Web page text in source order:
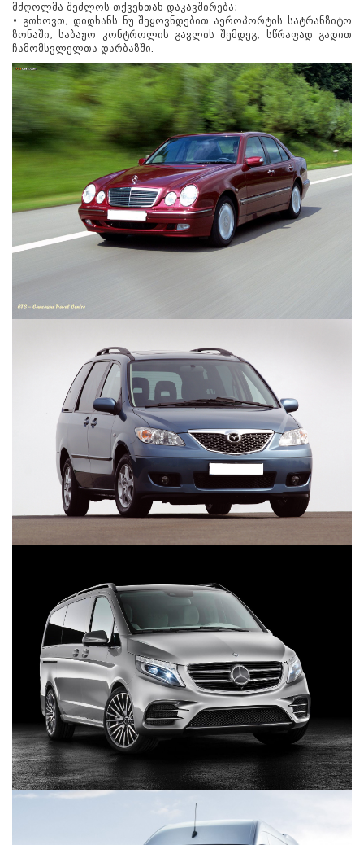
მძღოლმა შეძლოს თქვენთან დაკავშირება;
• გთხოვთ, დიდხანს ნუ შეყოვნდებით აეროპორტის სატრანზიტო
ზონაში, საბაჟო კონტროლის გავლის შემდეგ, სწრაფად გადით
ჩამომსვლელთა დარბაზში.
წყალტუბო.
kurortresort@gmail.com
+995 555 63 29 29; 10:00-დან
17:00 საათამდე
www.tskaltuboresort.ge
© 2010 - 2026 CTC - Caucasus Travel Centre LTD
- ყველა უფლება დაცულია